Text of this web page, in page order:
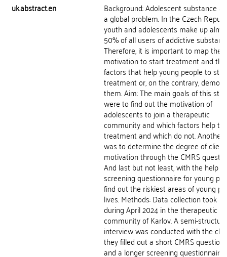
uk.abstract.en
Background: Adolescent substance
a global problem. In the Czech
youth and adolescents make up
50% of all users of addictive
Therefore, it is important to map the
motivation to start treatment and the
factors that help young people to
treatment or, on the contrary,
them. Aim: The main goals of this
were to find out the motivation of
adolescents to join a therapeutic
community and which factors help
treatment and which do not. Another
was to determine the degree of client
motivation through the CMRS
And last but not least, with the help
screening questionnaire for young
find out the riskiest areas of young
lives. Methods: Data collection took
during April 2024 in the therapeutic
community of Karlov. A semi-
interview was conducted with the
they filled out a short CMRS
and a longer screening questionnaire